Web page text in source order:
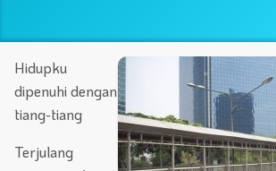
Hidupku
dipenuhi dengan
tiang-tiang
Terjulang